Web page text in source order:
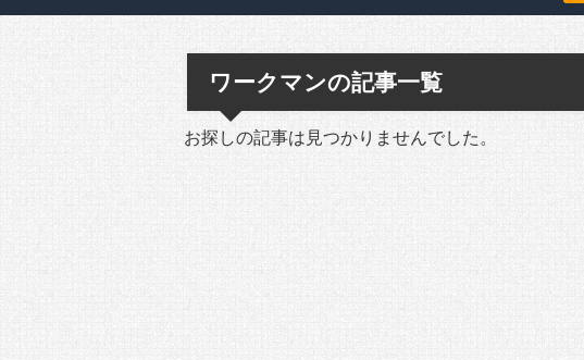
ワークマンの記事一覧
お探しの記事は見つかりませんでした。